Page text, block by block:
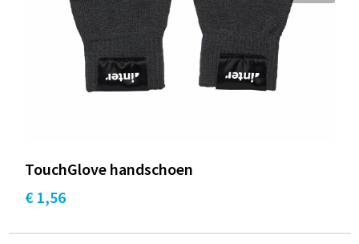
TouchGlove handschoen
€ 1,56